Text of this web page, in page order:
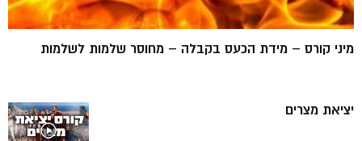
מיני קורס – מידת הכעס בקבלה – מחוסר שלמות לשלמות
יציאת מצרים